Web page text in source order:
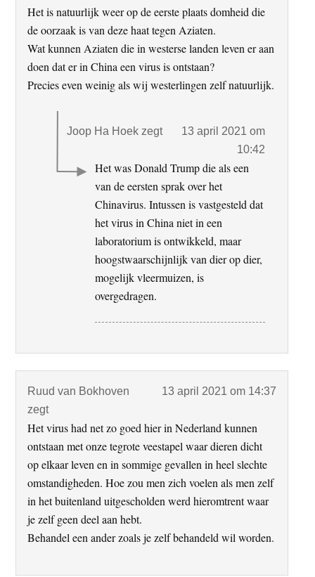
Het is natuurlijk weer op de eerste plaats domheid die
de oorzaak is van deze haat tegen Aziaten.
Wat kunnen Aziaten die in westerse landen leven er aan
doen dat er in China een virus is ontstaan?
Precies even weinig als wij westerlingen zelf natuurlijk.
Joop Ha Hoek zegt
13 april 2021 om
10:42
Het was Donald Trump die als een
van de eersten sprak over het
Chinavirus. Intussen is vastgesteld dat
het virus in China niet in een
laboratorium is ontwikkeld, maar
hoogstwaarschijnlijk van dier op dier,
mogelijk vleermuizen, is
overgedragen.
Ruud van Bokhoven
zegt
13 april 2021 om 14:37
Het virus had net zo goed hier in Nederland kunnen
ontstaan met onze tegrote veestapel waar dieren dicht
op elkaar leven en in sommige gevallen in heel slechte
omstandigheden. Hoe zou men zich voelen als men zelf
in het buitenland uitgescholden werd hieromtrent waar
je zelf geen deel aan hebt.
Behandel een ander zoals je zelf behandeld wil worden.